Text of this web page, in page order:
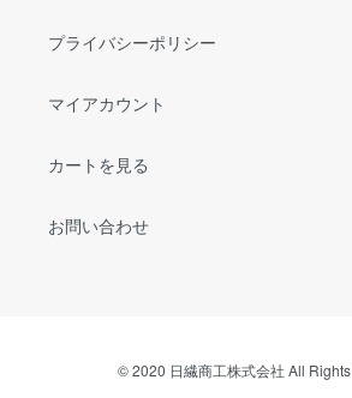
プライバシーポリシー
マイアカウント
カートを見る
お問い合わせ
© 2020 日繊商工株式会社 All